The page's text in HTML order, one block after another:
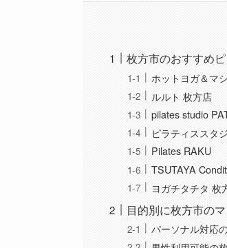
枚方市のおすすめ
ホットヨガ＆マ
ルルト 枚方店
pilates studio
ピラティススタ
Pilates RAKU
TSUTAYA
ヨガチタチタ 枚
目的別に枚方市の
パーソナル対応